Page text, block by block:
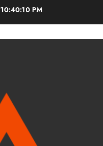
10:40:10 PM